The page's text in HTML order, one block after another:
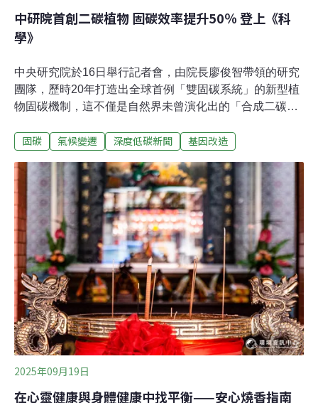
中研院首創二碳植物 固碳效率提升50％ 登上《科
學》
中央研究院於16日舉行記者會，由院長廖俊智帶領的研究
團隊，歷時20年打造出全球首例「雙固碳系統」的新型植
物固碳機制，這不僅是自然界未曾演化出的「合成二碳
植物固碳效率提升達50％，生長量增加2至3倍，油脂產量
潛在原料來源。該研究於今年9月刊登於國際期刊《科
學》（Science）。首創植物固碳技術，阿拉伯芥生長量
增2-3倍中研院院長廖俊智指出，植物透過光合作用吸收大
量碳，但光合作用進行的同時，也會釋放二氧化碳，稱為
「光呼吸作用」，此外，植物在合成脂質過程中也會排
碳。固碳效率降低，在「三碳（C3）植物」中尤為明顯，
而自然界中約85%植物屬於此類。自然界演化出「四碳
（C4）植物」（如玉米、甘蔗）與「CAM 植物」（如仙
人掌、鳳梨）來突破限制。此次中研院團隊則創造出全新
機制，將三碳植物轉化為「合成二
固碳 氣候變遷 深度低碳新聞 基因改造
2025年09月19日
在心靈健康與身體健康中找平衡——安心燒香指南